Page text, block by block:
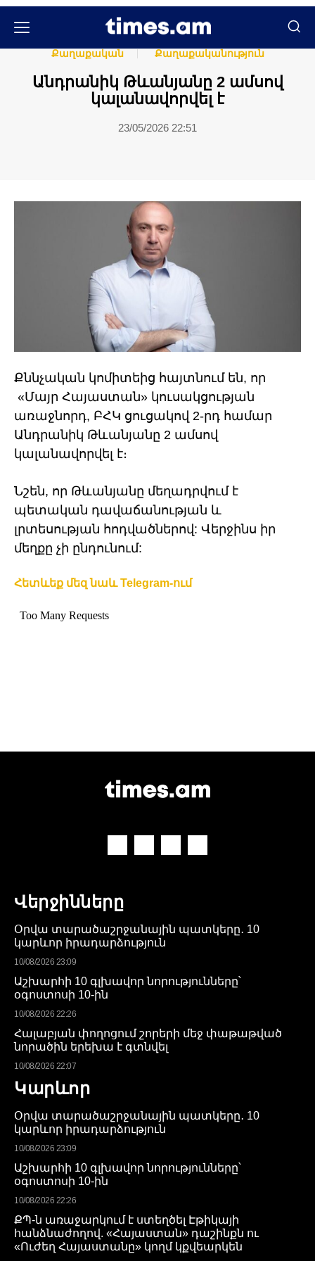
Քաղաքական
Քաղաքականություն
Անդրանիկ Թևանյանը 2 ամսով
կալանավորվել է
23/05/2026 22:51
Քննչական կոմիտեից հայտնում են, որ
«Մայր Հայաստան» կուսակցության
առաջնորդ, ԲՀԿ ցուցակով 2-րդ համար
Անդրանիկ Թևանյանը 2 ամսով
կալանավորվել է։
Նշեն, որ Թևանյանը մեղադրվում է
պետական դավաճանության և
լրտեսության հոդվածներով: Վերջինս իր
մեղքը չի ընդունում:
Հետևեք մեզ նաև Telegram-ում
Վերջինները
Օրվա տարածաշրջանային պատկերը․ 10
կարևոր իրադարձություն
10/08/2026 23:09
Աշխարհի 10 գլխավոր նորությունները՝
օգոստոսի 10-ին
10/08/2026 22:26
Հալաբյան փողոցում շորերի մեջ փաթաթված
նորածին երեխա է գտնվել
10/08/2026 22:07
Կարևոր
Օրվա տարածաշրջանային պատկերը․ 10
կարևոր իրադարձություն
10/08/2026 23:09
Աշխարհի 10 գլխավոր նորությունները՝
օգոստոսի 10-ին
10/08/2026 22:26
ՔՊ-ն առաջարկում է ստեղծել Էթիկայի
հանձնաժողով. «Հայաստան» դաշինքն ու
«Ուժեղ Հայաստանը» կողմ կքվեարկեն